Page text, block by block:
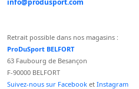
Retrait possible dans nos magasins :
ProDuSport BELFORT
63 Faubourg de Besançon
F-90000 BELFORT
Suivez-nous sur Facebook et Instagram